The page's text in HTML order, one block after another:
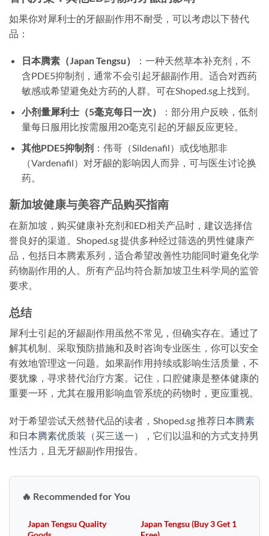
如果你对犀利士的牙龈副作用不耐受，可以考虑以下替代
品：
日本腾素（Japan Tengsu）
：一种天然草本补充剂，不
含PDE5抑制剂，通常不会引起牙龈副作用。适合对西药
敏感或希望避免处方药的人群。可在Shoped.sg上找到。
小剂量犀利士（5毫克每日一次）
：部分用户反映，低剂
量每日服用比按需服用20毫克引起的牙龈反应更轻。
其他PDE5抑制剂：伟哥（Sildenafil）或伐地那非
（Vardenafil）对牙龈的影响因人而异，可与医生讨论换
药。
新加坡健康与美容产品购买指南
在新加坡，购买健康补充剂和ED相关产品时，建议选择信
誉良好的渠道。Shoped.sg 提供多种经过筛选的男性健康产
品，包括日本腾素系列，适合希望改善性功能同时避免化学
药物副作用的人。所有产品均符合新加坡卫生科学局的监管
要求。
总结
犀利士引起的牙龈副作用虽然不常见，但确实存在。通过了
解其机制、采取预防措施和及时咨询专业医生，你可以安全
有效地管理这一问题。如果副作用持续或影响生活质量，不
要犹豫，寻求替代治疗方案。记住，口腔健康是整体健康的
重要一环，尤其在服用影响血管系统的药物时，更应重视。
对于希望尝试天然替代品的读者，Shoped.sg 推荐日本腾素
和日本腾素优质装（买三送一）
，它们以温和的方式支持男
性活力，且无牙龈副作用报告。
🔥 Recommended for You
Japan Tengsu Quality
Japan Tengsu (Buy 3 Get 1